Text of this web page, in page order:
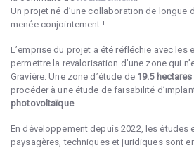
Un projet né d’une collaboration de longue
menée conjointement !
L’emprise du projet a été réfléchie avec les
permettre la revalorisation d’une zone qui
Gravière. Une zone d’étude de 19.5 hectares
procéder à une étude de faisabilité
photovoltaïque.
En développement depuis 2022, les études
paysagères, techniques et juridiques sont